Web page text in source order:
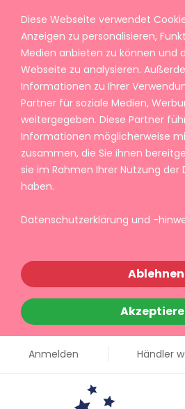
Diese Webseite verwendet
Anzeigen zu personalisieren,
Medien anbieten zu können und
Webseite zu analysieren.
Informationen zu Ihrer
Partner für soziale Medien,
weitergegeben. Diese Partner
Informationen möglicherweise
zusammen, die Sie ihnen
sie im Rahmen Ihrer Nutzung
haben.
Datenschutzerklärung und -
Ablehnen
Anmelden Händler